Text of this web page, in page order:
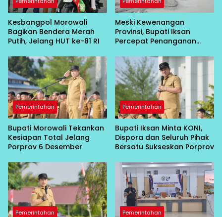
Kesbangpol Morowali
Bagikan Bendera Merah
Putih, Jelang HUT ke-81 RI
Meski Kewenangan
Provinsi, Bupati Iksan
Percepat Penanganan
Pemerintahan
Bupati Morowali Tekankan
Kesiapan Total Jelang
Porprov 6 Desember
Pemerintahan
Bupati Iksan Minta KONI,
Dispora dan Seluruh Pihak
Bersatu Sukseskan Porprov
Pemerintahan Pemerintahan